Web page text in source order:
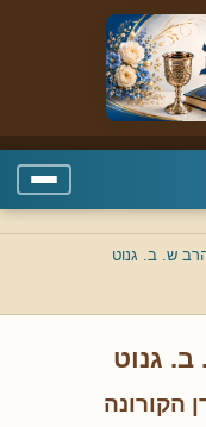
ש. ב. גנוט
גנוט
הקורונה